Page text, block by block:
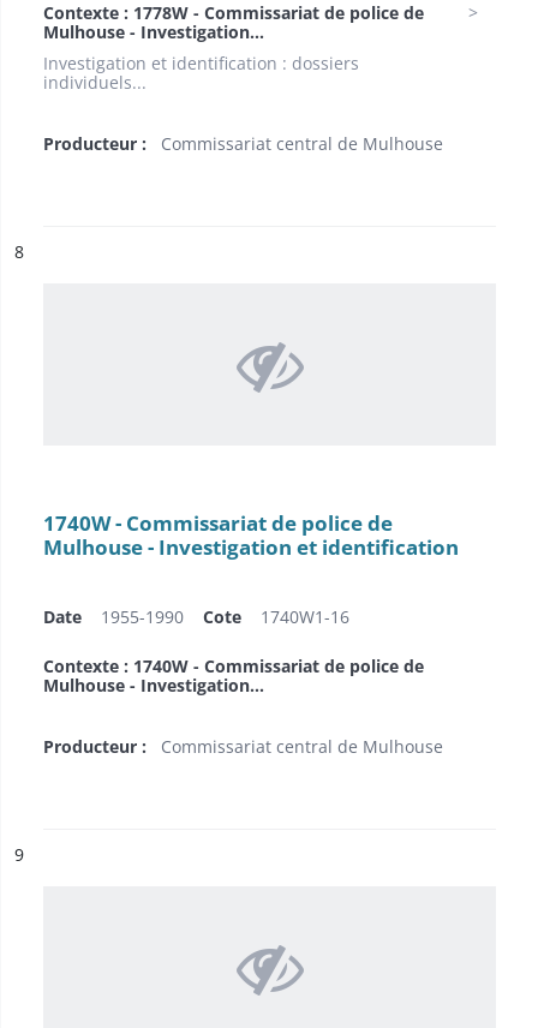
Contexte : 1778W - Commissariat de police de
Mulhouse - Investigation...
Investigation et identification : dossiers
individuels...
Producteur : Commissariat central de Mulhouse
n°
8
1740W - Commissariat de police de
Mulhouse - Investigation et identification
Date 1955-1990 Cote 1740W1-16
Contexte : 1740W - Commissariat de police de
Mulhouse - Investigation...
Producteur : Commissariat central de Mulhouse
n°
9